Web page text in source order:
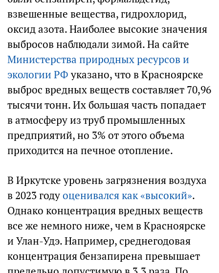
взвешенные вещества, гидрохлорид,
оксид азота. Наиболее высокие значения
выбросов наблюдали зимой. На сайте
Министерства природных ресурсов и
экологии РФуказано, что в Красноярске
выброс вредных веществ составляет 70,96
тысячи тонн. Их большая часть попадает
в атмосферу из труб промышленных
предприятий, но 3% от этого объема
приходится на печное отопление.
В Иркутске уровень загрязнения воздуха
в 2023 годуоценивался как «высокий».
Однако концентрация вредных веществ
все же немного ниже, чем в Красноярске
и Улан-Удэ. Например, среднегодовая
концентрация бензапирена превышает